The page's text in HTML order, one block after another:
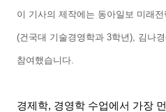
이 기사의 제작에는 동아일보 미래
(건국대 기술경영학과 3학년), 김나경
참여했습니다
경제학, 경영학 수업에서 가장